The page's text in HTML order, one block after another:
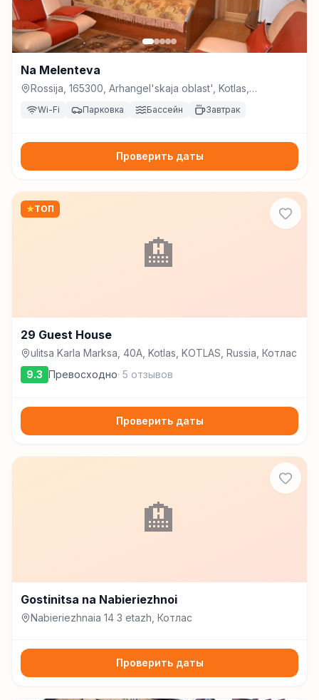
Na Melenteva
Rossija, 165300, Arhangel'skaja oblast', Kotlas,
Wi-Fi Парковка Бассейн Завтрак
Проверить даты
🏨
★ТОП
29 Guest House
ulitsa Karla Marksa, 40A, Kotlas, KOTLAS, Russia, Котлас
9.3 Превосходно· 5 отзывов
Проверить даты
🏨
Gostinitsa na Nabieriezhnoi
Nabieriezhnaia 14 3 etazh, Котлас
Проверить даты